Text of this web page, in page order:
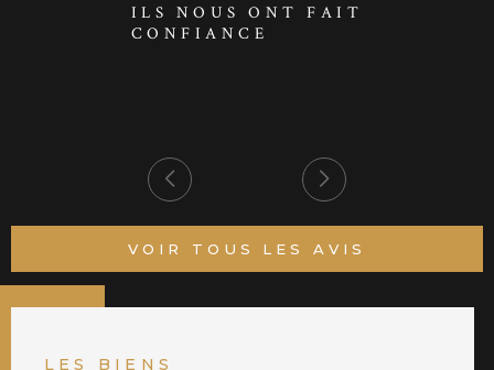
ILS NOUS ONT FAIT
CONFIANCE
VOIR TOUS LES AVIS
LES BIENS